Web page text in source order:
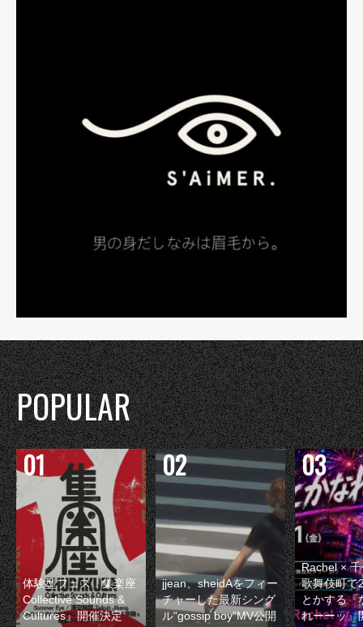
POPULAR
体験型フェス『集楽座
Collective Sounds &
Cultures』開催決定
jjean、sheidAをフィー
チャーした最新シング
ル“gossip boy”MV公開
Rachel ×
歌舞伎町で
とかする『
れーーッ』